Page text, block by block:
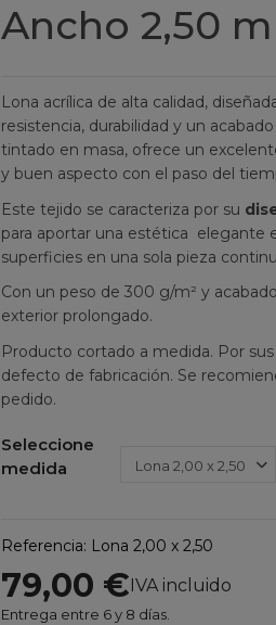
Ancho 2,50
Lona acrílica de alta calidad,
resistencia, durabilidad y un
tintado en masa, ofrece un
y buen aspecto con el paso del
Este tejido se caracteriza por su
para aportar una estética elegante
superficies en una sola pieza
Con un peso de 300 g/m² y
exterior prolongado.
Producto cortado a medida. Por
defecto de fabricación. Se
pedido.
Seleccione
medida
Referencia: Lona 2,00 x 2,50
79,00 €IVA incluido
Entrega entre 6 y 8 días.